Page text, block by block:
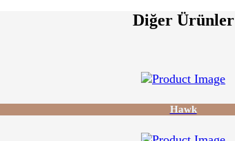
Diğer Ürünler
Hawk